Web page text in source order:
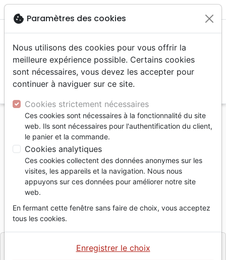
menu
Accueil Livres
Etude de la Bible +
Cours bibliques
1 Timothée - Se plonger dans la Parole
1 Timothée - Se plonger dans la
Parole
Paul Every
RéférenceBLF7150 EAN9782386571503
Editeur BLF Éditions
cookie Paramètres des cookies
Nous utilisons des cookies pour vous offrir la
meilleure expérience possible. Certains cookies
sont nécessaires, vous devez les accepter pour
continuer à naviguer sur ce site.
Cookies strictement nécessaires
Ces cookies sont nécessaires à la fonctionnalité du site
web. Ils sont nécessaires pour l'authentification du client,
le panier et la commande.
Cookies analytiques
Ces cookies collectent des données anonymes sur les
visites, les appareils et la navigation. Nous nous
appuyons sur ces données pour améliorer notre site
web.
En fermant cette fenêtre sans faire de choix, vous acceptez
tous les cookies.
Enregistrer le choix